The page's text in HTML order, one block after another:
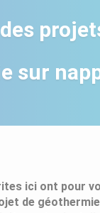
sur
ici ont pour
de